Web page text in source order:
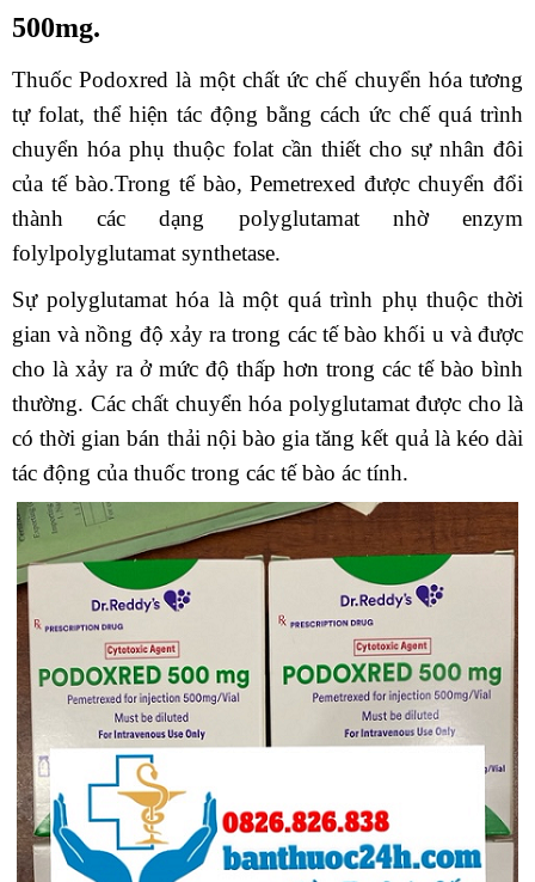
500mg.
Thuốc Podoxred là một chất ức chế chuyển hóa tương
tự folat, thể hiện tác động bằng cách ức chế quá trình
chuyển hóa phụ thuộc folat cần thiết cho sự nhân đôi
của tế bào.Trong tế bào, Pemetrexed được chuyển đổi
thành các dạng polyglutamat nhờ enzym
folylpolyglutamat synthetase.
Sự polyglutamat hóa là một quá trình phụ thuộc thời
gian và nồng độ xảy ra trong các tế bào khối u và được
cho là xảy ra ở mức độ thấp hơn trong các tế bào bình
thường. Các chất chuyển hóa polyglutamat được cho là
có thời gian bán thải nội bào gia tăng kết quả là kéo dài
tác động của thuốc trong các tế bào ác tính.